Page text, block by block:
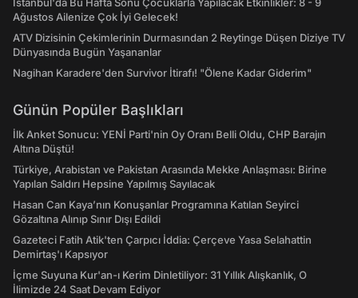
İstanbul'da Bu Hafta Sonu Çocuklarla Yapılacak Etkinlikler: 8 - 9
Ağustos Ailenize Çok İyi Gelecek!
ATV Dizisinin Çekimlerinin Durmasından 2 Reytinge Düşen Diziye TV
Dünyasında Bugün Yaşananlar
Nagihan Karadere'den Survivor İtirafı! "Ölene Kadar Giderim"
Günün Popüler Başlıkları
İlk Anket Sonucu: YENİ Parti'nin Oy Oranı Belli Oldu, CHP Barajın
Altına Düştü!
Türkiye, Arabistan ve Pakistan Arasında Mekke Anlaşması: Birine
Yapılan Saldırı Hepsine Yapılmış Sayılacak
Hasan Can Kaya’nın Konuşanlar Programına Katılan Seyirci
Gözaltına Alınıp Sınır Dışı Edildi
Gazeteci Fatih Atik'ten Çarpıcı İddia: Çerçeve Yasa Selahattin
Demirtaş'ı Kapsıyor
İçme Suyuna Kur'an-ı Kerim Dinletiliyor: 31 Yıllık Alışkanlık, O
İlimizde 24 Saat Devam Ediyor